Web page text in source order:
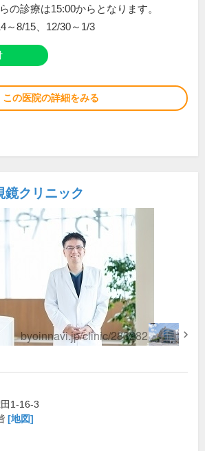
の診療は15:00からとなります。
～8/15、12/30～1/3
この医院の詳細をみる
鏡クリニック
1-16-3
[地図]